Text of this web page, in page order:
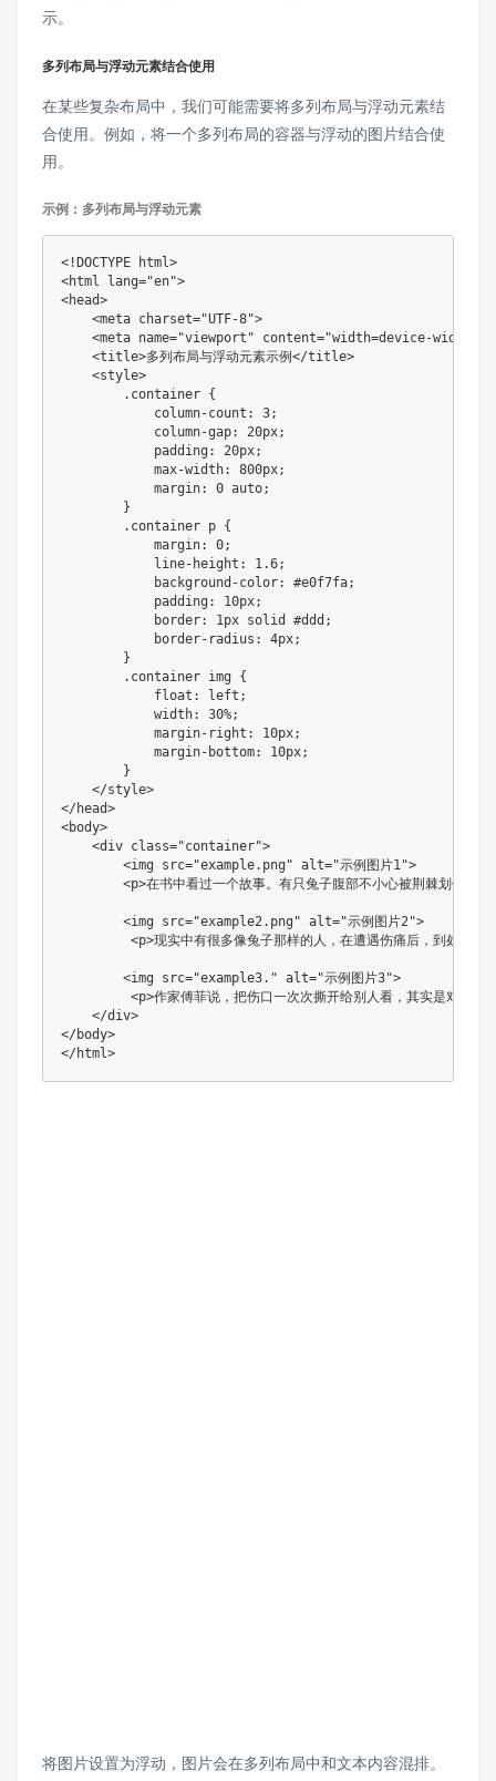
示。
多列布局与浮动元素结合使用
在某些复杂布局中，我们可能需要将多列布局与浮动元素结
合使用。例如，将一个多列布局的容器与浮动的图片结合使
用。
示例：多列布局与浮动元素
<!DOCTYPE html>
<html lang="en">
<head>
    <meta charset="UTF-8">
<meta name="viewport" content="width=device-width,
    <title>多列布局与浮动元素示例</title>
    <style>
        .container {
            column-count: 3;
            column-gap: 20px;
            padding: 20px;
            max-width: 800px;
            margin: 0 auto;
        }
        .container p {
            margin: 0;
            line-height: 1.6;
            background-color: #e0f7fa;
            padding: 10px;
            border: 1px solid #ddd;
            border-radius: 4px;
        }
        .container img {
            float: left;
            width: 30%;
            margin-right: 10px;
            margin-bottom: 10px;
        }
    </style>
</head>
<body>
    <div class="container">
        <img src="example.png" alt="示例图片1">
<p>在书中看过一个故事。有只兔子腹部不小心被荆棘划伤，一
        <img src="example2.png" alt="示例图片2">
<p>现实中有很多像兔子那样的人，在遭遇伤痛后，到处吆喝
        <img src="example3." alt="示例图片3">
<p>作家傅菲说，把伤口一次次撕开给别人看，其实是对自己
    </div>
</body>
</html>
将图片设置为浮动，图片会在多列布局中和文本内容混排。